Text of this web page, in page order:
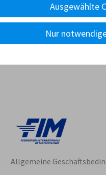
Reglement
Allgemeine
Ausgewählte
Nur